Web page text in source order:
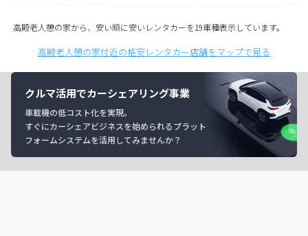
高殿老人憩の家から、安い順に安いレンタカーを19車種表示しています。
高殿老人憩の家付近の格安レンタカー店舗をマップで見る
クルマ活用でカーシェアリング事業
車載機の低コスト化を実現。
すぐにカーシェアビジネスを始められるプラット
フォームシステムを活用してみませんか？